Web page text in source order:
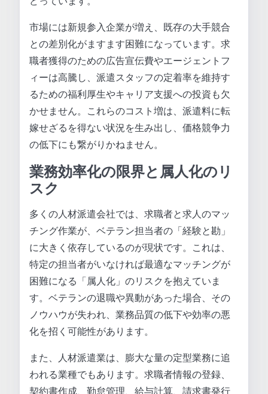
市場には新規参入企業が増え、既存の大手競合
との差別化がますます困難になっています。求
職者獲得のための広告宣伝費やエージェントフ
ィーは高騰し、派遣スタッフの定着率を維持す
るための福利厚生やキャリア支援への投資も欠
かせません。これらのコスト増は、派遣料に転
嫁せざるを得ない状況を生み出し、価格競争力
の低下にも繋がりかねません。
業務効率化の限界と属人化のリ
スク
多くの人材派遣会社では、求職者と求人のマッ
チング作業が、ベテラン担当者の「経験と勘」
に大きく依存しているのが現状です。これは、
特定の担当者がいなければ最適なマッチングが
困難になる「属人化」のリスクを抱えていま
す。ベテランの退職や異動があった場合、その
ノウハウが失われ、業務品質の低下や効率の悪
化を招く可能性があります。
また、人材派遣業は、膨大な量の定型業務に追
われる業種でもあります。求職者情報の登録、
契約書作成、勤怠管理、給与計算、請求書発行